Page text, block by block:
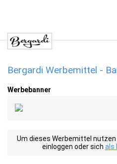
Bergardi Werbemittel -
Werbebanner
Um dieses Werbemittel
einloggen oder sich als